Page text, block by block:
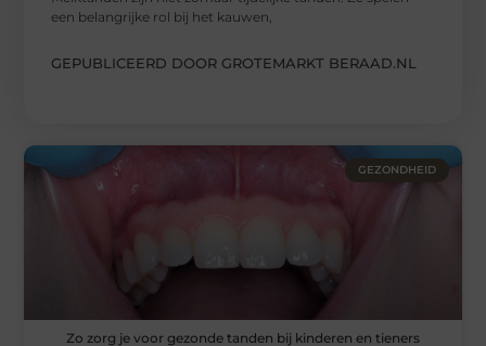
een belangrijke rol bij het kauwen,
GEPUBLICEERD DOOR GROTEMARKT BERAAD.NL
GEZONDHEID
Zo zorg je voor gezonde tanden bij kinderen en tieners